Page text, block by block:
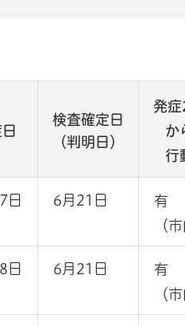
検査確定日
（判明日）
発症
か
行
日 6月21日
有
（
日 6月21日
有
（